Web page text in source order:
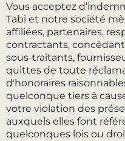
Vous acceptez
Tabi et notre société
affiliées, partenaires,
contractants,
sous-traitants,
quittes de toute
d'honoraires
quelconque tiers à
votre violation des
auxquels elles font
quelconques lois ou